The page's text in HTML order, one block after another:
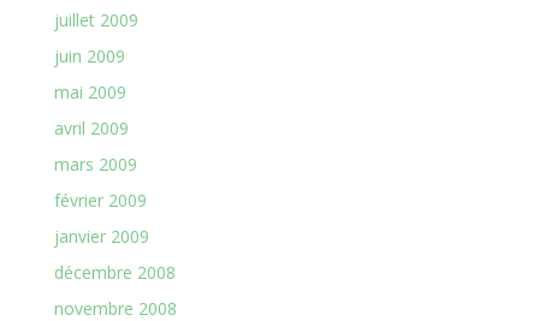
juillet 2009
juin 2009
mai 2009
avril 2009
mars 2009
février 2009
janvier 2009
décembre 2008
novembre 2008